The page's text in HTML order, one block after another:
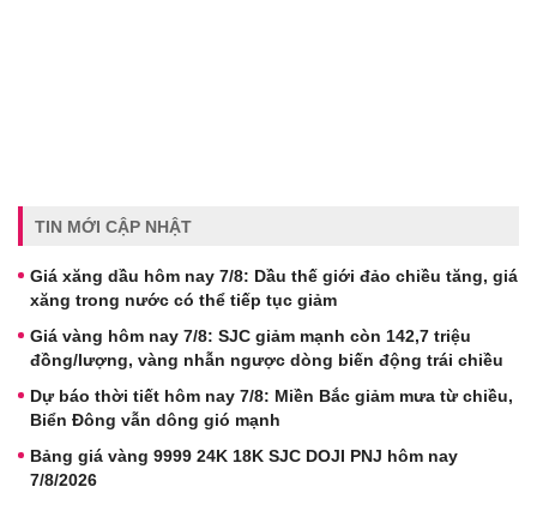
TIN MỚI CẬP NHẬT
Giá xăng dầu hôm nay 7/8: Dầu thế giới đảo chiều tăng, giá
xăng trong nước có thể tiếp tục giảm
Giá vàng hôm nay 7/8: SJC giảm mạnh còn 142,7 triệu
đồng/lượng, vàng nhẫn ngược dòng biến động trái chiều
Dự báo thời tiết hôm nay 7/8: Miền Bắc giảm mưa từ chiều,
Biển Đông vẫn dông gió mạnh
Bảng giá vàng 9999 24K 18K SJC DOJI PNJ hôm nay
7/8/2026